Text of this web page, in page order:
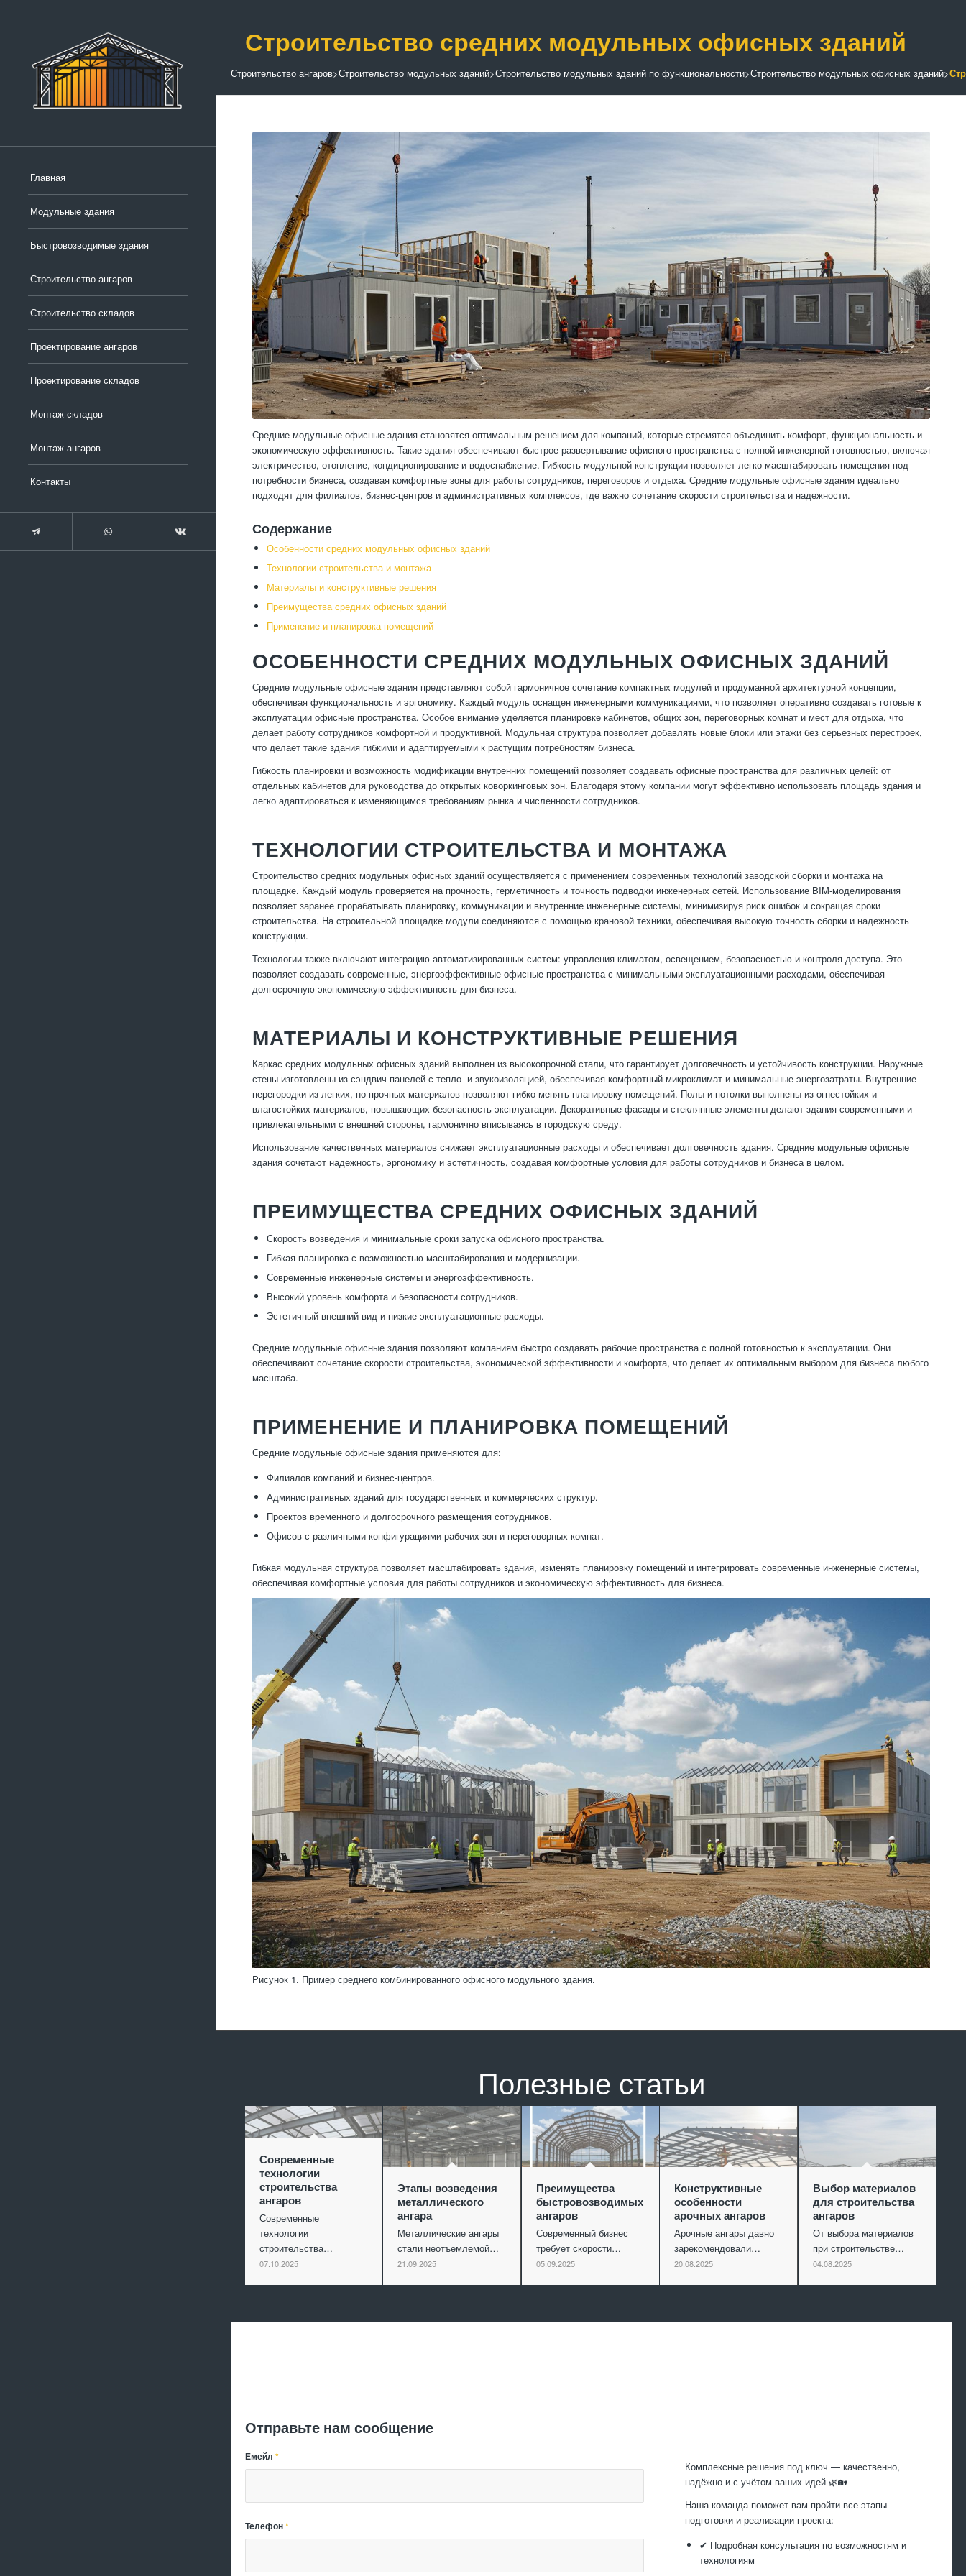
Главная
Модульные здания
Быстровозводимые здания
Строительство ангаров
Строительство складов
Проектирование ангаров
Проектирование складов
Монтаж складов
Монтаж ангаров
Контакты
Строительство средних модульных офисных зданий
Строительство ангаров>Строительство модульных зданий>Строительство модульных зданий по функциональности>Строительство модульных офисных зданий>
Средние модульные офисные здания становятся оптимальным решением для компаний, которые стремятся объединить комфорт, функциональность и
экономическую эффективность. Такие здания обеспечивают быстрое развертывание офисного пространства с полной инженерной готовностью, включая
электричество, отопление, кондиционирование и водоснабжение. Гибкость модульной конструкции позволяет легко масштабировать помещения под
потребности бизнеса, создавая комфортные зоны для работы сотрудников, переговоров и отдыха. Средние модульные офисные здания идеально
подходят для филиалов, бизнес-центров и административных комплексов, где важно сочетание скорости строительства и надежности.
Содержание
Особенности средних модульных офисных зданий
Технологии строительства и монтажа
Материалы и конструктивные решения
Преимущества средних офисных зданий
Применение и планировка помещений
ОСОБЕННОСТИ СРЕДНИХ МОДУЛЬНЫХ ОФИСНЫХ ЗДАНИЙ
Средние модульные офисные здания представляют собой гармоничное сочетание компактных модулей и продуманной архитектурной концепции,
обеспечивая функциональность и эргономику. Каждый модуль оснащен инженерными коммуникациями, что позволяет оперативно создавать готовые к
эксплуатации офисные пространства. Особое внимание уделяется планировке кабинетов, общих зон, переговорных комнат и мест для отдыха, что
делает работу сотрудников комфортной и продуктивной. Модульная структура позволяет добавлять новые блоки или этажи без серьезных перестроек,
что делает такие здания гибкими и адаптируемыми к растущим потребностям бизнеса.
Гибкость планировки и возможность модификации внутренних помещений позволяет создавать офисные пространства для различных целей: от
отдельных кабинетов для руководства до открытых коворкинговых зон. Благодаря этому компании могут эффективно использовать площадь здания и
легко адаптироваться к изменяющимся требованиям рынка и численности сотрудников.
ТЕХНОЛОГИИ СТРОИТЕЛЬСТВА И МОНТАЖА
Строительство средних модульных офисных зданий осуществляется с применением современных технологий заводской сборки и монтажа на
площадке. Каждый модуль проверяется на прочность, герметичность и точность подводки инженерных сетей. Использование BIM-моделирования
позволяет заранее прорабатывать планировку, коммуникации и внутренние инженерные системы, минимизируя риск ошибок и сокращая сроки
строительства. На строительной площадке модули соединяются с помощью крановой техники, обеспечивая высокую точность сборки и надежность
конструкции.
Технологии также включают интеграцию автоматизированных систем: управления климатом, освещением, безопасностью и контроля доступа. Это
позволяет создавать современные, энергоэффективные офисные пространства с минимальными эксплуатационными расходами, обеспечивая
долгосрочную экономическую эффективность для бизнеса.
МАТЕРИАЛЫ И КОНСТРУКТИВНЫЕ РЕШЕНИЯ
Каркас средних модульных офисных зданий выполнен из высокопрочной стали, что гарантирует долговечность и устойчивость конструкции. Наружные
стены изготовлены из сэндвич-панелей с тепло- и звукоизоляцией, обеспечивая комфортный микроклимат и минимальные энергозатраты. Внутренние
перегородки из легких, но прочных материалов позволяют гибко менять планировку помещений. Полы и потолки выполнены из огнестойких и
влагостойких материалов, повышающих безопасность эксплуатации. Декоративные фасады и стеклянные элементы делают здания современными и
привлекательными с внешней стороны, гармонично вписываясь в городскую среду.
Использование качественных материалов снижает эксплуатационные расходы и обеспечивает долговечность здания. Средние модульные офисные
здания сочетают надежность, эргономику и эстетичность, создавая комфортные условия для работы сотрудников и бизнеса в целом.
ПРЕИМУЩЕСТВА СРЕДНИХ ОФИСНЫХ ЗДАНИЙ
Скорость возведения и минимальные сроки запуска офисного пространства.
Гибкая планировка с возможностью масштабирования и модернизации.
Современные инженерные системы и энергоэффективность.
Высокий уровень комфорта и безопасности сотрудников.
Эстетичный внешний вид и низкие эксплуатационные расходы.
Средние модульные офисные здания позволяют компаниям быстро создавать рабочие пространства с полной готовностью к эксплуатации. Они
обеспечивают сочетание скорости строительства, экономической эффективности и комфорта, что делает их оптимальным выбором для бизнеса любого
масштаба.
ПРИМЕНЕНИЕ И ПЛАНИРОВКА ПОМЕЩЕНИЙ
Средние модульные офисные здания применяются для:
Филиалов компаний и бизнес-центров.
Административных зданий для государственных и коммерческих структур.
Проектов временного и долгосрочного размещения сотрудников.
Офисов с различными конфигурациями рабочих зон и переговорных комнат.
Гибкая модульная структура позволяет масштабировать здания, изменять планировку помещений и интегрировать современные инженерные системы,
обеспечивая комфортные условия для работы сотрудников и экономическую эффективность для бизнеса.
Рисунок 1. Пример среднего комбинированного офисного модульного здания.
Полезные статьи
Современные
технологии
строительства
ангаров
Современные
технологии
строительства…
07.10.2025
Этапы возведения
металлического
ангара
Металлические ангары
стали неотъемлемой…
21.09.2025
Преимущества
быстровозводимых
ангаров
Современный бизнес
требует скорости…
05.09.2025
Конструктивные
особенности
арочных ангаров
Арочные ангары давно
зарекомендовали…
20.08.2025
Выбор материалов
для строительства
ангаров
От выбора материалов
при строительстве…
04.08.2025
Отправьте нам сообщение
Емейл *
Телефон*
Комплексные решения под ключ — качественно,
надёжно и с учётом ваших идей 🌿🏡
Наша команда поможет вам пройти все этапы
подготовки и реализации проекта:
✔ Подробная консультация по возможностям и
технологиям